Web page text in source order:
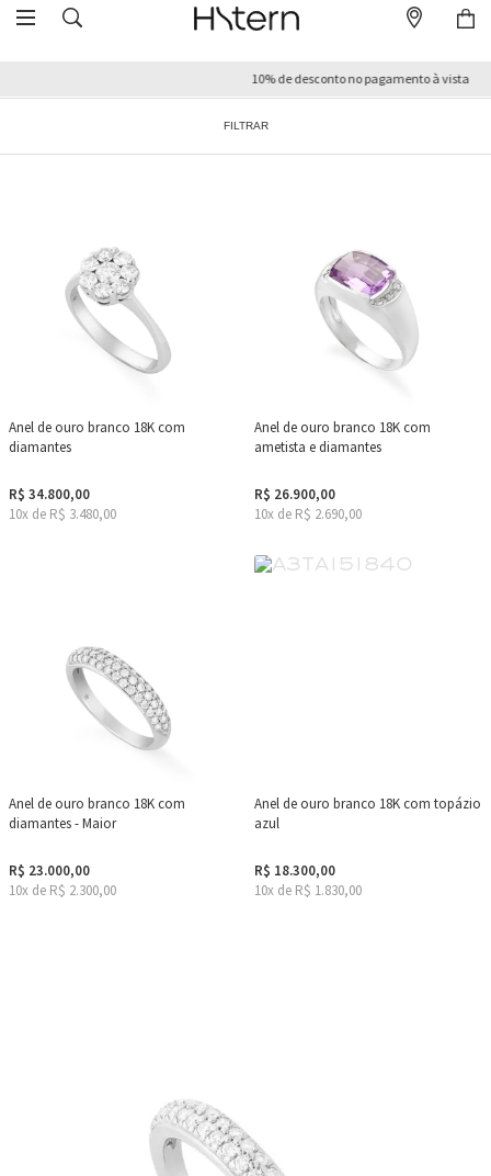
10% de desconto no pagamento à vista
FILTRAR
Anel de ouro branco 18K com
diamantes
R$ 34.800,00
10x de R$ 3.480,00
Anel de ouro branco 18K com
ametista e diamantes
R$ 26.900,00
10x de R$ 2.690,00
Anel de ouro branco 18K com
diamantes - Maior
R$ 23.000,00
10x de R$ 2.300,00
Anel de ouro branco 18K com topázio
azul
R$ 18.300,00
10x de R$ 1.830,00